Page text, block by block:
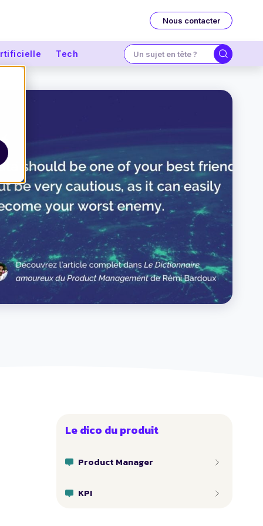
Nous contacter
Tech
Le dico du produit
Product Manager
KPI